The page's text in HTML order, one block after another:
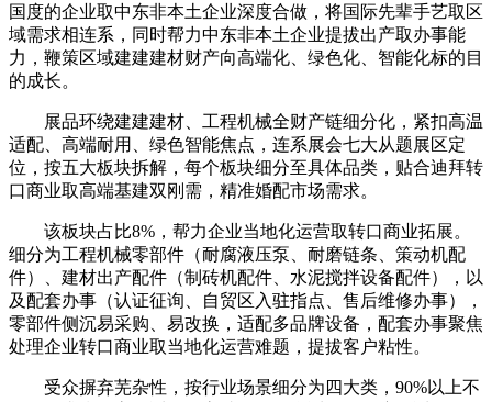
国度的企业取中东非本土企业深度合做，将国际先辈手艺取区
域需求相连系，同时帮力中东非本土企业提拔出产取办事能
力，鞭策区域建建建材财产向高端化、绿色化、智能化标的目
的成长。
展品环绕建建建材、工程机械全财产链细分化，紧扣高温
适配、高端耐用、绿色智能焦点，连系展会七大从题展区定
位，按五大板块拆解，每个板块细分至具体品类，贴合迪拜转
口商业取高端基建双刚需，精准婚配市场需求。
该板块占比8%，帮力企业当地化运营取转口商业拓展。
细分为工程机械零部件（耐腐液压泵、耐磨链条、策动机配
件）、建材出产配件（制砖机配件、水泥搅拌设备配件），以
及配套办事（认证征询、自贸区入驻指点、售后维修办事），
零部件侧沉易采购、易改换，适配多品牌设备，配套办事聚焦
处理企业转口商业取当地化运营难题，提拔客户粘性。
受众摒弃芜杂性，按行业场景细分为四大类，90%以上不